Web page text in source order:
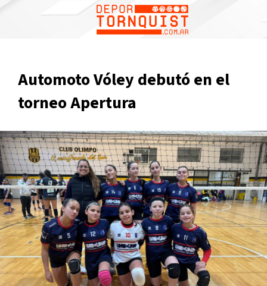
Automoto Vóley debutó en el
torneo Apertura